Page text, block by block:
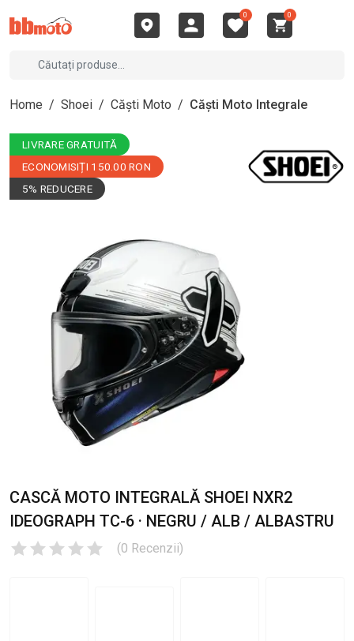
0 0
Home / Shoei / Căști Moto / Căști Moto Integrale
LIVRARE GRATUITĂ
ECONOMISIȚI 150.00 RON
5% REDUCERE
CASCĂ MOTO INTEGRALĂ SHOEI NXR2
IDEOGRAPH TC-6 · NEGRU / ALB / ALBASTRU
(0 Recenzii)